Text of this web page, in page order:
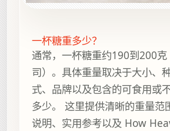
一杯糖重多少？
通常，一杯糖重约190到200
司）。具体重量取决于大小、
式、品牌以及包含的可食用或
多少。 这里提供清晰的重量范
说明、实用参考以及 How